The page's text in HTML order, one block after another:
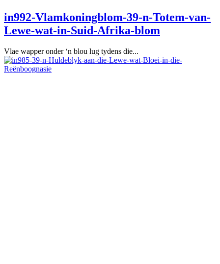
in992-Vlamkoningblom-39-n-Totem-van-
Lewe-wat-in-Suid-Afrika-blom
Vlae wapper onder ‘n blou lug tydens die...